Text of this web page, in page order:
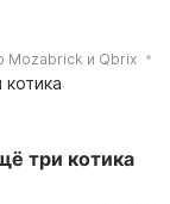
Mozabrick и Qbrix
три котика